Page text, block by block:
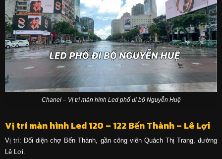
Chanel – Vị trí màn hình Led phố đi bộ Nguyễn Huệ
Vị trí màn hình Led 120 – 122 Bến Thành – Lê Lợi
Vị trí: Đối diện chợ Bến Thành, gần công viên Quách Thị Trang, đường
Lê Lợi.